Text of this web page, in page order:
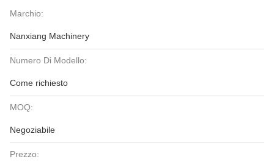
Marchio:
Nanxiang Machinery
Numero Di Modello:
Come richiesto
MOQ:
Negoziabile
Prezzo: